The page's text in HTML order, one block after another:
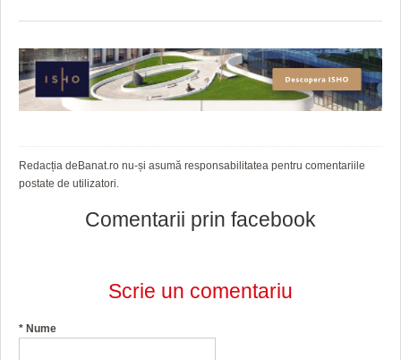
SFATURI JURIDICE
Redacția deBanat.ro nu-și asumă responsabilitatea pentru comentariile
postate de utilizatori.
Comentarii prin facebook
Scrie un comentariu
* Nume